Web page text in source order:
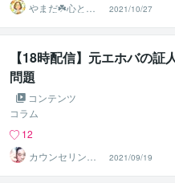
やまだ☘️心と頭
がスッキリ整う
サロン
2021/10/27
【18時配信】元エホバの証
問題
コンテンツ
コラム
12
カウンセリング
ルームふりぃう
ぃる
2021/09/19